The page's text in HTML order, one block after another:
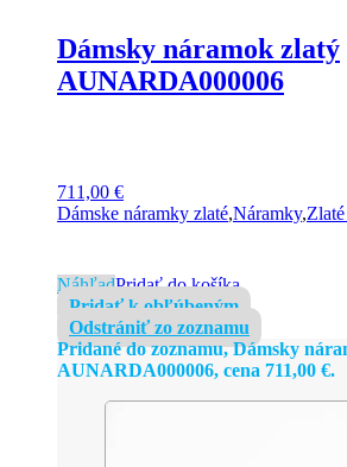
Dámsky náramok zlatý
AUNARDA000006
711,00 €
Dámske náramky zlaté,Náramky,
NáhľadPridať do košíka
Pridať k obľúbeným
Odstrániť zo zoznamu
Pridané do zoznamu, Dámsky
AUNARDA000006, cena 711,00 €.